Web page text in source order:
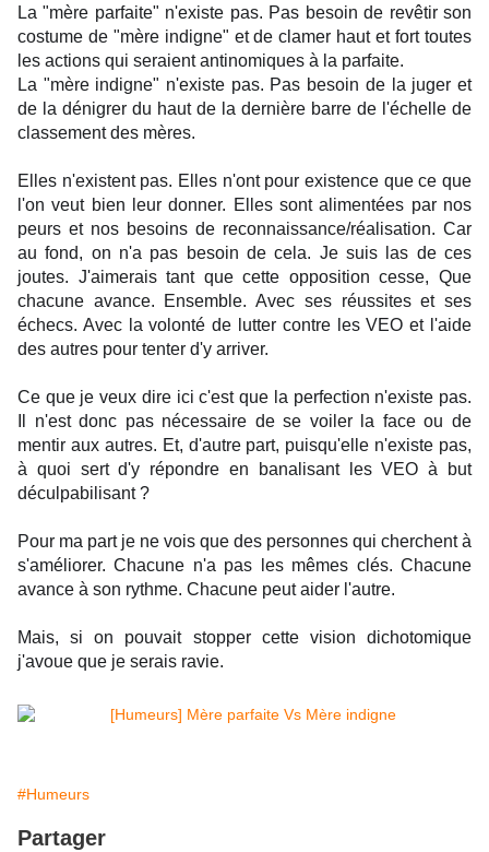
La "mère parfaite" n'existe pas. Pas besoin de revêtir son
costume de "mère indigne" et de clamer haut et fort toutes
les actions qui seraient antinomiques à la parfaite.
La "mère indigne" n'existe pas. Pas besoin de la juger et
de la dénigrer du haut de la dernière barre de l'échelle de
classement des mères.
Elles n'existent pas. Elles n'ont pour existence que ce que
l'on veut bien leur donner. Elles sont alimentées par nos
peurs et nos besoins de reconnaissance/réalisation. Car
au fond, on n'a pas besoin de cela. Je suis las de ces
joutes. J'aimerais tant que cette opposition cesse, Que
chacune avance. Ensemble. Avec ses réussites et ses
échecs. Avec la volonté de lutter contre les VEO et l'aide
des autres pour tenter d'y arriver.
Ce que je veux dire ici c'est que la perfection n'existe pas.
Il n'est donc pas nécessaire de se voiler la face ou de
mentir aux autres. Et, d'autre part, puisqu'elle n'existe pas,
à quoi sert d'y répondre en banalisant les VEO à but
déculpabilisant ?
Pour ma part je ne vois que des personnes qui cherchent à
s'améliorer. Chacune n'a pas les mêmes clés. Chacune
avance à son rythme. Chacune peut aider l'autre.
Mais, si on pouvait stopper cette vision dichotomique
j'avoue que je serais ravie.
#Humeurs
Partager